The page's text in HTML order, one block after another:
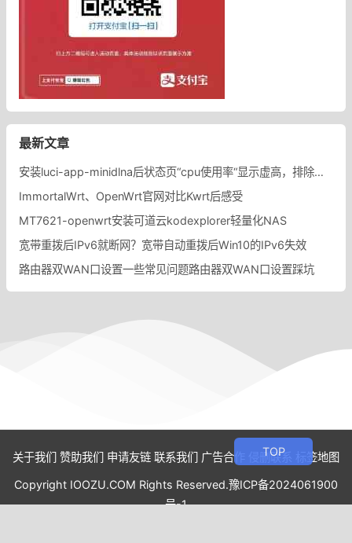
最新文章
安装luci-app-minidlna后状态页“cpu使用率“显示虚高，排除过程记录。
ImmortalWrt、OpenWrt官网对比Kwrt后感受
MT7621-openwrt安装可道云kodexplorer轻量化NAS
宽带重拨后IPv6就断网？宽带自动重拨后Win10的IPv6失效
路由器双WAN口设置一些常见问题路由器双WAN口设置踩坑
关于我们 赞助我们 申请友链 联系我们 广告合作 侵删联系 标签地图
Copyright IOOZU.COM Rights Reserved.豫ICP备2024061900
号-1